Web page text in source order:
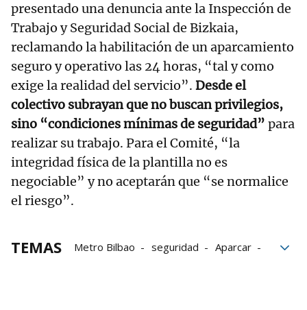
presentado una denuncia ante la Inspección de
Trabajo y Seguridad Social de Bizkaia,
reclamando la habilitación de un aparcamiento
seguro y operativo las 24 horas, “tal y como
exige la realidad del servicio”. Desde el
colectivo subrayan que no buscan privilegios,
sino “condiciones mínimas de seguridad” para
realizar su trabajo. Para el Comité, “la
integridad física de la plantilla no es
negociable” y no aceptarán que “se normalice
el riesgo”.
TEMAS Metro Bilbao seguridad
Aparcar